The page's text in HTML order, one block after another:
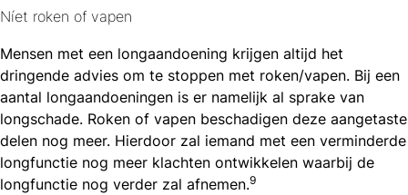
Níet roken of vapen
Mensen met een longaandoening krijgen altijd het
dringende advies om te stoppen met roken/vapen. Bij een
aantal longaandoeningen is er namelijk al sprake van
longschade. Roken of vapen beschadigen deze aangetaste
delen nog meer. Hierdoor zal iemand met een verminderde
longfunctie nog meer klachten ontwikkelen waarbij de
longfunctie nog verder zal afnemen.9